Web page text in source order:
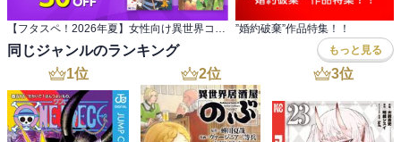
【フタスペ！2026年夏】女性向け異世界コミック 対象作品が最新巻まで全て30％OFF＆一部無料！ ”婚約破棄”作品特集！！
同じジャンルのランキング もっと見る
1位 2位 3位